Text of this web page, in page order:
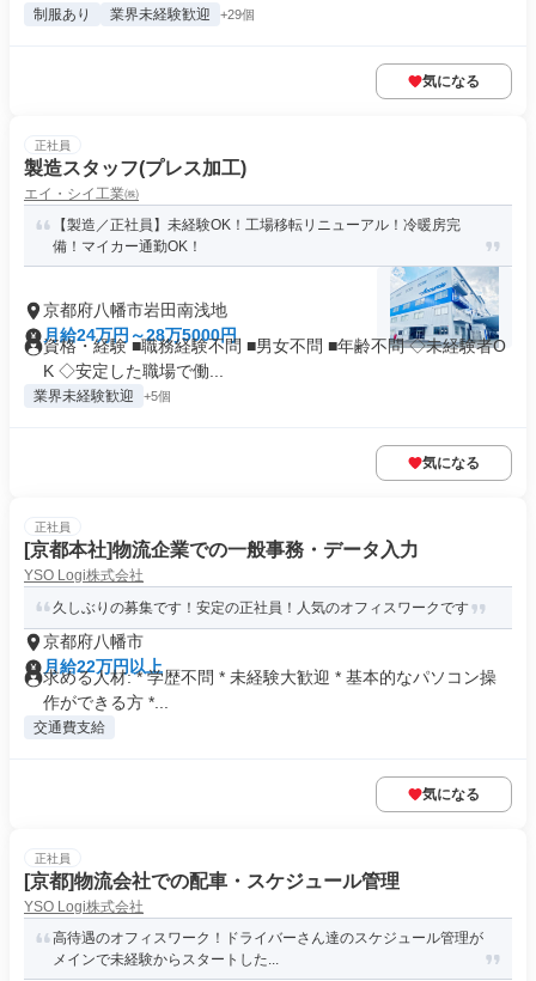
制服あり 業界未経験歓迎 +29個
気になる
正社員
製造スタッフ(プレス加工)
エイ・シイ工業㈱
【製造／正社員】未経験OK！工場移転リニューアル！冷暖房完
備！マイカー通勤OK！
京都府八幡市岩田南浅地
月給24万円～28万5000円
資格・経験 ■職務経験不問 ■男女不問 ■年齢不問 ◇未経験者O
K ◇安定した職場で働...
業界未経験歓迎 +5個
気になる
正社員
[京都本社]物流企業での一般事務・データ入力
YSO Logi株式会社
久しぶりの募集です！安定の正社員！人気のオフィスワークです
京都府八幡市
月給22万円以上
求める人材: * 学歴不問 * 未経験大歓迎 * 基本的なパソコン操
作ができる方 *...
交通費支給
気になる
正社員
[京都]物流会社での配車・スケジュール管理
YSO Logi株式会社
高待遇のオフィスワーク！ドライバーさん達のスケジュール管理が
メインで未経験からスタートした...